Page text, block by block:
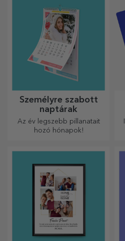
Személyre szabott
naptárak
Az év legszebb pillanatait
hozó hónapok!